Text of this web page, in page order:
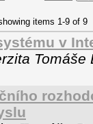
items 1-9 of 9
v
Tomáše